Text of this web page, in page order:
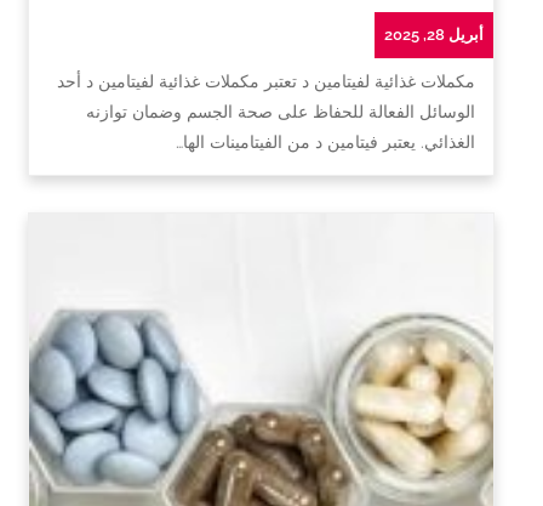
أبريل 28, 2025
مكملات غذائية لفيتامين د تعتبر مكملات غذائية لفيتامين د أحد
الوسائل الفعالة للحفاظ على صحة الجسم وضمان توازنه
الغذائي. يعتبر فيتامين د من الفيتامينات الها…